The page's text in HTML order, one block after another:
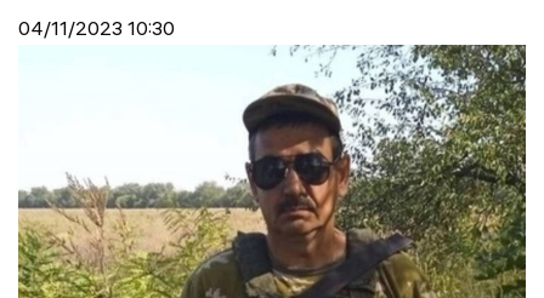
04/11/2023 10:30